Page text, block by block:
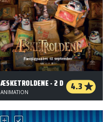
ÆSKETROLDENE - 2 D 4.3
ANIMATION